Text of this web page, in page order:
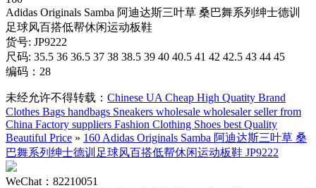
Adidas Originals Samba 阿迪达斯三叶草 桑巴舞系列绅士德训
足球风百搭低帮休闲运动板鞋
货号: JP9222
尺码: 35.5 36 36.5 37 38 38.5 39 40 40.5 41 42 42.5 43 44 45
编码：28
未经允许不得转载： Chinese UA Cheap High Quatity Brand
Clothes Bags handbags Sneakers wholesale wholesaler seller from
China Factory suppliers Fashion Clothing Shoes best Quality
Beautiful Price » 160 Adidas Originals Samba 阿迪达斯三叶草 桑
巴舞系列绅士德训足球风百搭低帮休闲运动板鞋 JP9222
WeChat：82210051